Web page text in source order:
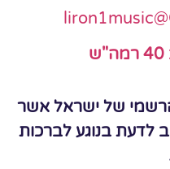
של ישראל אשר
לדעת בנוגע לברכות